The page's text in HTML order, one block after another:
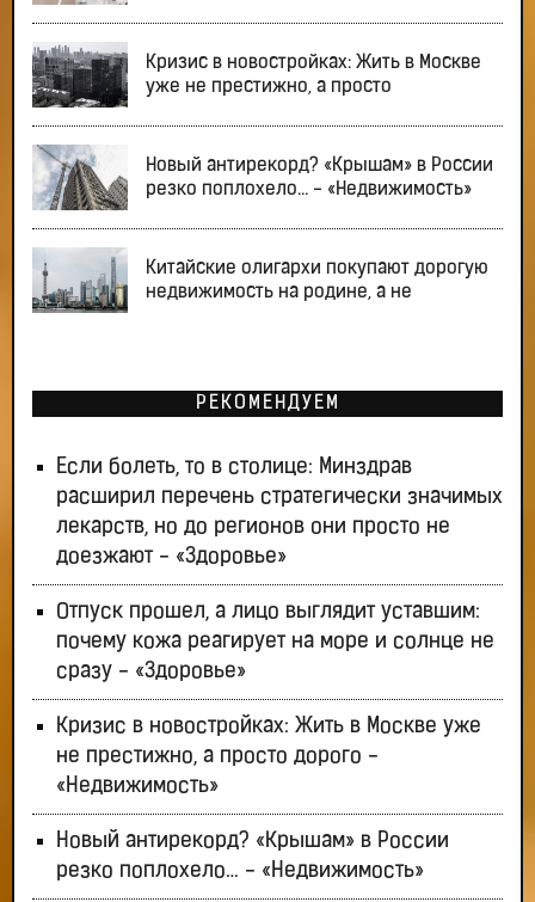
Кризис в новостройках: Жить в Москве
уже не престижно, а просто
Новый антирекорд? «Крышам» в России
резко поплохело… - «Недвижимость»
Китайские олигархи покупают дорогую
недвижимость на родине, а не
РЕКОМЕНДУЕМ
Если болеть, то в столице: Минздрав
расширил перечень стратегически значимых
лекарств, но до регионов они просто не
доезжают - «Здоровье»
Отпуск прошел, а лицо выглядит уставшим:
почему кожа реагирует на море и солнце не
сразу - «Здоровье»
Кризис в новостройках: Жить в Москве уже
не престижно, а просто дорого -
«Недвижимость»
Новый антирекорд? «Крышам» в России
резко поплохело… - «Недвижимость»